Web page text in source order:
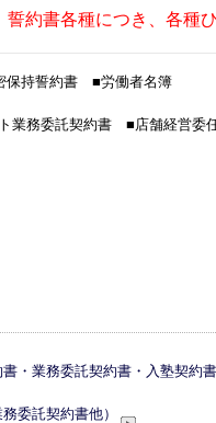
約書各種につき、 各種
保持誓約書 ■労働者名簿
業務委託契約書 ■店舗経営委
・業務委託契約書・入塾契約
委託契約書他）